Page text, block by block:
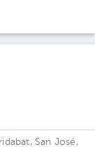
San José,